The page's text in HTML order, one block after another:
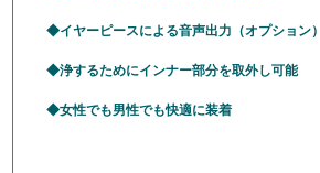
イヤーピースによる音声出力（オプション）
浄するためにインナー部分を取外し可能
女性でも男性でも快適に装着